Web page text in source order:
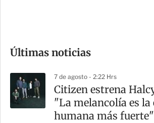
m
a
r
t
Últimas noticias
7 de agosto - 2:22 Hrs
Citizen estrena
"La melancolía es
humana más fuerte"